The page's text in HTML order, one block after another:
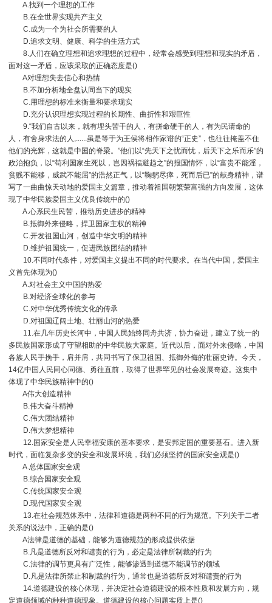
A.找到一个理想的工作
B.在全世界实现共产主义
C.成为一个为社会所需要的人
D.追求文明、健康、科学的生活方式
8.人们在确立理想和追求理想的过程中，经常会感受到理想和现实的矛盾，
面对这一矛盾，应该采取的正确态度是()
A对理想失去信心和热情
B.不加分析地全盘认同当下的现实
C.用理想的标准来衡量和要求现实
D.充分认识理想实现过程的长期性、曲折性和艰巨性
9.“我们自古以来，就有埋头苦干的人，有拼命硬干的人，有为民请命的
人，有舍身求法的人,......虽是等于为王侯将相作家谱的“正史”，也往往掩盖不住
他们的光辉，这就是中国的脊梁。”他们以“先天下之忧而忧，后天下之乐而乐”的
政治抱负，以“苟利国家生死以，岂因祸福避趋之”的报国情怀，以“富贵不能淫，
贫贱不能移，威武不能屈”的浩然正气，以“鞠躬尽瘁，死而后已”的献身精神，谱
写了一曲曲惊天动地的爱国主义篇章，推动着祖国朝繁荣富强的方向发展，这体
现了中华民族爱国主义优良传统中的()
A.心系民生民苦，推动历史进步的精神
B.抵御外来侵略，捍卫国家主权的精神
C.开发祖国山河，创造中华文明的精神
D.维护祖国统一，促进民族团结的精神
10.不同时代条件，对爱国主义提出不同的时代要求。在当代中国，爱国主
义首先体现为()
A.对社会主义中国的热爱
B.对经济全球化的参与
C.对中华优秀传统文化的传承
D.对祖国辽阔土地、壮丽山河的热爱
11.在几年历史长河中，中国人民始终同舟共济，协力奋进，建立了统一的
多民族国家形成了守望相助的中华民族大家庭。近代以后，面对外来侵略，中国
各族人民手挽手，肩并肩，共同书写了保卫祖国、抵御外侮的壮丽史诗。今天，
14亿中国人民同心同德、勇往直前，取得了世界罕见的社会发展奇迹。这集中
体现了中华民族精神中的()
A伟大创造精神
B.伟大奋斗精神
C.伟大团结精神
D.伟大梦想精神
12.国家安全是人民幸福安康的基本要求，是安邦定国的重要基石。进入新
时代，面临复杂多变的安全和发展环境，我们必须坚持的国家安全观是()
A.总体国家安全观
B.综合国家安全观
C.传统国家安全观
D.现代国家安全观
13.在社会规范体系中，法律和道德是两种不同的行为规范。下列关于二者
关系的说法中，正确的是()
A法律是道德的基础，能够为道德规范的形成提供依据
B.凡是道德所反对和谴责的行为，必定是法律所制裁的行为
C.法律的调节更具有广泛性，能够渗透到道德不能调节的领域
D.凡是法律所禁止和制裁的行为，通常也是道德所反对和谴责的行为
14.道德建设的核心体现，并决定社会道德建设的根本性质和发展方向，规
定道德领域的种种道德现象。道德建设的核心问题实质上是()